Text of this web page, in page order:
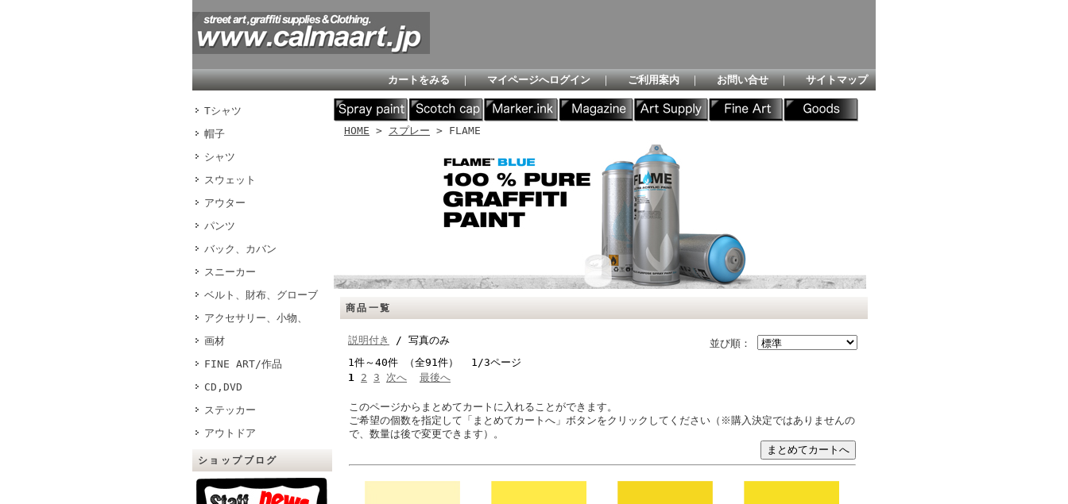
カートをみる ｜ マイページへログイン ｜ ご利用案内 ｜ お問い合せ ｜ サイトマップ
Tシャツ
帽子
シャツ
スウェット
アウター
パンツ
バック、カバン
スニーカー
ベルト、財布、グローブ
アクセサリー、小物、
画材
FINE ART/作品
CD,DVD
ステッカー
アウトドア
ショップブログ
HOME > スプレー > FLAME
商品一覧
並び順：
説明付き
/ 写真のみ
1件～40件 （全91件） 1/3ページ
1 2 3 次へ 最後へ
このページからまとめてカートに入れることができます。
ご希望の個数を指定して「まとめてカートへ」ボタンをクリックしてください（※購入決定ではありませんの
で、数量は後で変更できます）。